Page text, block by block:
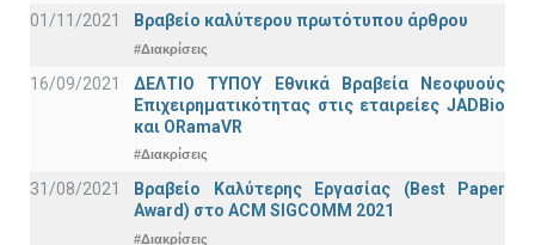
01/11/2021 Bραβείο καλύτερου πρωτότυπου άρθρου
#Διακρίσεις
16/09/2021
ΔΕΛΤΙΟ ΤΥΠΟΥ Εθνικά Βραβεία Νεοφυούς
Επιχειρηματικότητας στις εταιρείες JADBio
και ORamaVR
#Διακρίσεις
31/08/2021
Βραβείο Καλύτερης Εργασίας (Best Paper
Award) στο ACM SIGCOMM 2021
#Διακρίσεις